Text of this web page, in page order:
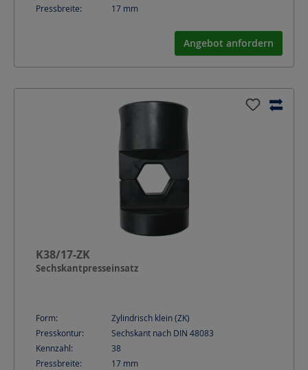
Pressbreite:
17 mm
Angebot anfordern
K38/17-ZK
Sechskantpresseinsatz
Form:
Zylindrisch klein (ZK)
Presskontur:
Sechskant nach DIN 48083
Kennzahl:
38
Pressbreite:
17 mm